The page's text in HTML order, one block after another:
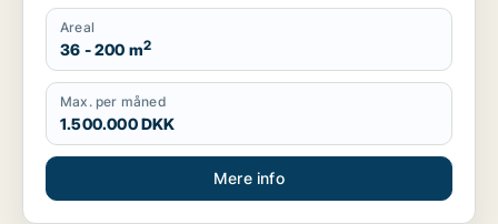
Areal
36 - 200 m2
Max. per måned
1.500.000 DKK
Mere info